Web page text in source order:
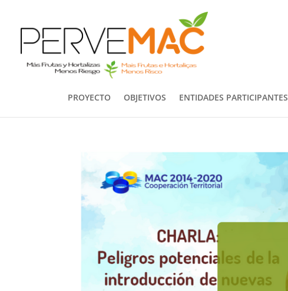
PROYECTO OBJETIVOS ENTIDADES PARTICIPANTES